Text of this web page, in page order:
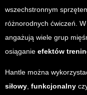
wszechstronnym
różnorodnych ćwiczeń.
angażują wiele grup
osiąganie efektów
Hantle można
siłowy funkcjonalny